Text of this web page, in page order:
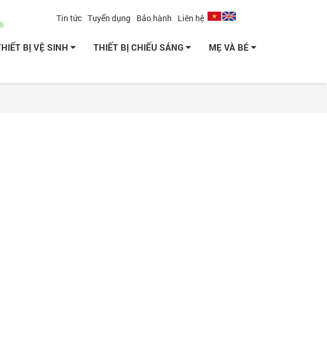
Tin tức Tuyển dụng Bảo hành Liên hệ
BỊ VỆ SINH THIẾT BỊ CHIẾU SÁNG
MẸ VÀ BÉ